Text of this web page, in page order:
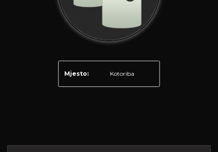
Mjesto: Kotoriba